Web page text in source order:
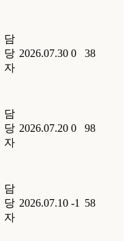
담
당
자
2026.07.30 0 38
담
당
자
2026.07.20 0 98
담
당
자
2026.07.10 -1 58